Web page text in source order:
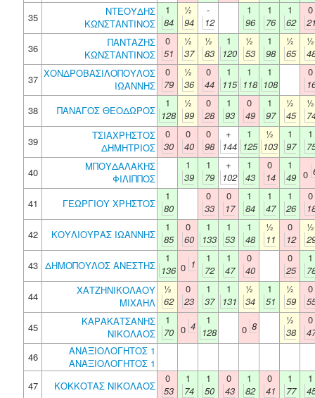
35
ΝΤΕΟΥΔΗΣ
ΚΩΝΣΤΑΝΤΙΝΟΣ
1
84
½
94
-
12
1
96
1
76
1
62
0
36
ΠΑΝΤΑΖΗΣ
ΚΩΝΣΤΑΝΤΙΝΟΣ
0
51
½
37
½
83
1
120
½
53
1
98
½
65
½
37 ΧΟΝΔΡΟΒΑΣΙΛΟΠΟΥΛΟΣ
ΙΩΑΝΝΗΣ
0
79
½
36
0
44
1
115
1
118
1
108
0
38
ΠΑΝΑΓΟΣ ΘΕΟΔΩΡΟΣ
1
128
½
99
0
28
1
93
0
49
1
97
½
45
½
39
ΤΣΙΑΧΡΗΣΤΟΣ
ΔΗΜΗΤΡΙΟΣ
0
30
0
40
0
98
+
144
1
125
½
103
1
97
1
40
ΜΠΟΥΔΑΛΑΚΗΣ
ΦΙΛΙΠΠΟΣ
1
39
1
79
+
102
1
43
0
14
1
49 0
41 ΓΕΩΡΓΙΟΥ ΧΡΗΣΤΟΣ
1
80
0
33
0
17
1
84
1
47
1
26
0
42
ΚΟΥΛΙΟΥΡΑΣ ΙΩΑΝΝΗΣ
1
85
0
60
1
133
1
53
1
48
½
11
0
12
½
43 ΔΗΜΟΠΟΥΛΟΣ ΑΝΕΣΤΗΣ
1
136 0 1
1
72
1
47
0
40
0
25
1
44
ΧΑΤΖΗΝΙΚΟΛΑΟΥ
ΜΙΧΑΗΛ
½
62
0
23
1
37
1
131
½
34
1
51
½
59
0
45
ΚΑΡΑΚΑΤΣΑΝΗΣ
ΝΙΚΟΛΑΟΣ
1
70 0 4
1
128
0 8
½
38
0
46
ΑΝΑΞΙΟΛΟΓΗΤΟΣ 1
ΑΝΑΞΙΟΛΟΓΗΤΟΣ 1
47
ΚΟΚΚΟΤΑΣ ΝΙΚΟΛΑΟΣ
0
53
1
74
1
50
0
43
1
82
0
41
1
77
1